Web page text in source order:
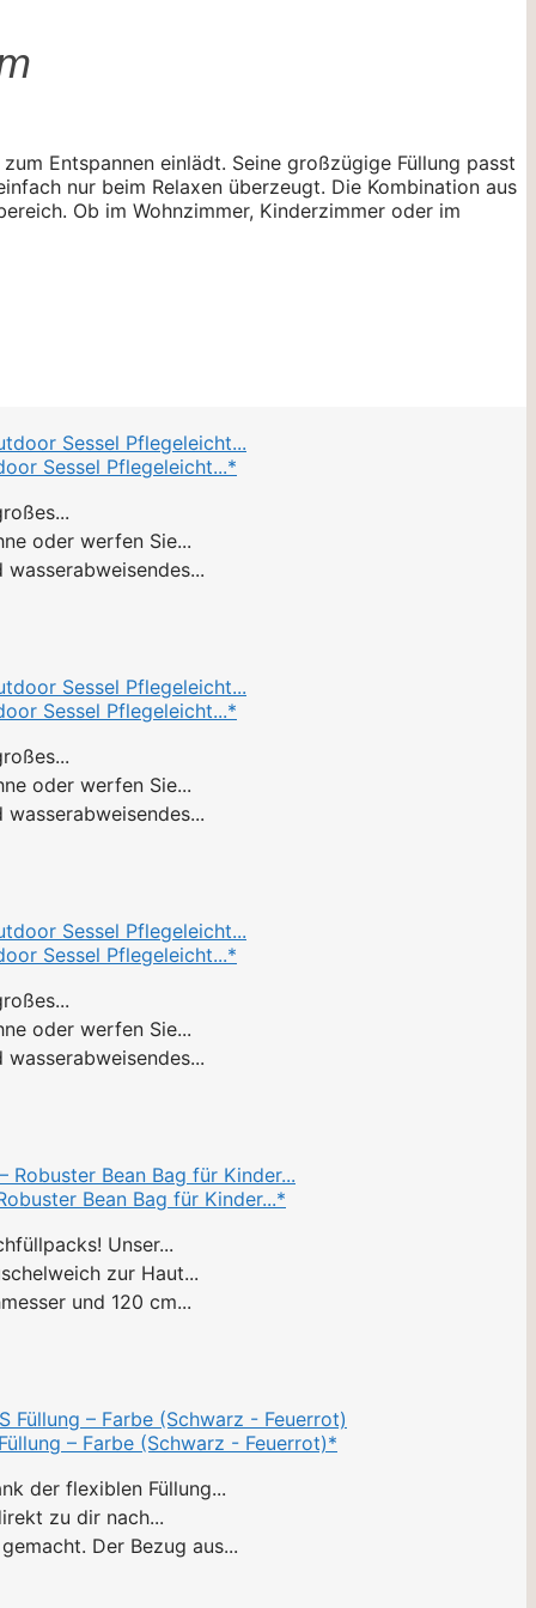
Entspannen einlädt. Seine großzügige Füllung passt
nur beim Relaxen überzeugt. Die Kombination aus
Ob im Wohnzimmer, Kinderzimmer oder im
Sessel Pflegeleicht...*
oder werfen Sie...
wasserabweisendes...
Sessel Pflegeleicht...*
oder werfen Sie...
wasserabweisendes...
Sessel Pflegeleicht...*
oder werfen Sie...
wasserabweisendes...
Bean Bag für Kinder...*
Unser...
zur Haut...
und 120 cm...
– Farbe (Schwarz - Feuerrot)*
der flexiblen Füllung...
zu dir nach...
Der Bezug aus...